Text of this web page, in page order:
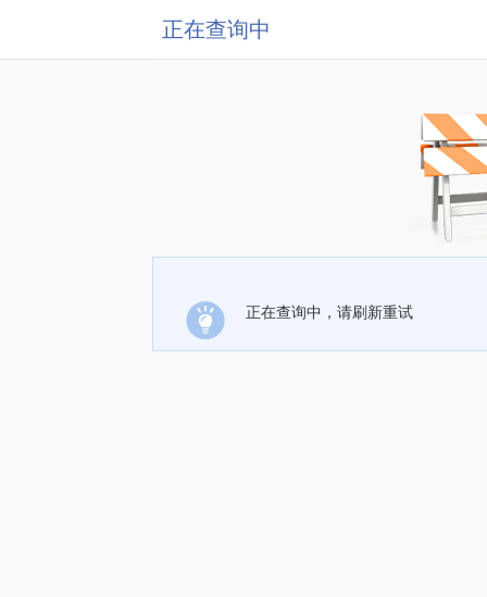
正在查询中
正在查询中，请刷新重试